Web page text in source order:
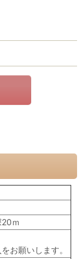
ｍ
お願いします。